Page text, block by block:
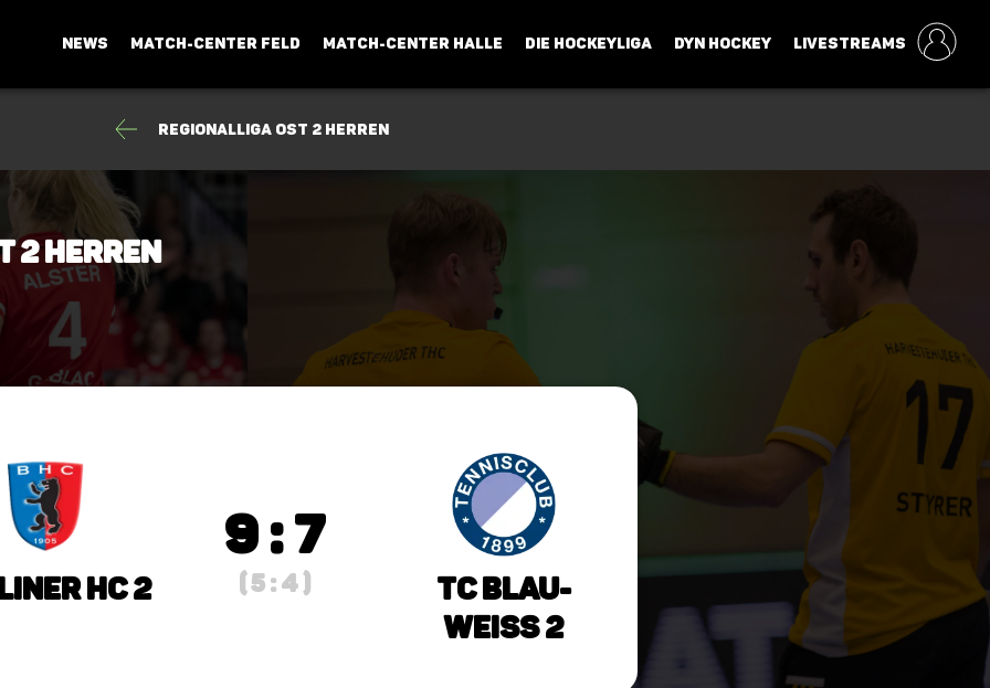
NEWS MATCH-CENTER FELD MATCH-CENTER HALLE DIE HOCKEYLIGA DYN HOCKEY LIVESTREAMS
Regionalliga Ost 2 Herren
2 Herren
HC 2
9 : 7
( 5 : 4 )
TC Blau-
Weiss 2